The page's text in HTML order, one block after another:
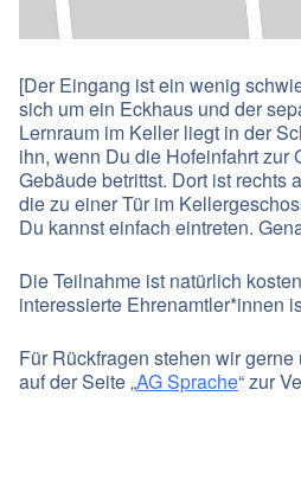
[Der Eingang ist ein wenig
sich um ein Eckhaus und der
Lernraum im Keller liegt in der
ihn, wenn Du die Hofeinfahrt zur
Gebäude betrittst. Dort ist rechts
die zu einer Tür im
Du kannst einfach eintreten.
Die Teilnahme ist natürlich
interessierte Ehrenamtler*innen
Für Rückfragen stehen wir
auf der Seite „AG Sprache“ zur